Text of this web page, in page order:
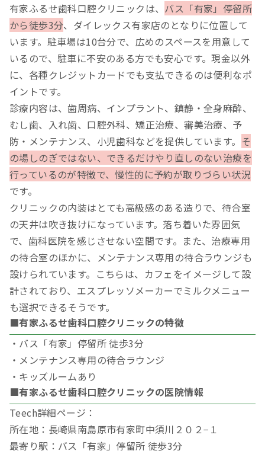
有家ふるせ歯科口腔クリニックは、 バス「有家」停留所
から徒歩3分、ダイレックス有家店のとなりに位置して
います。駐車場は10台分で、広めのスペースを用意して
いるので、駐車に不安のある方でも安心です。現金以外
に、各種クレジットカードでも支払できるのは便利なポ
イントです。
診療内容は、歯周病、インプラント、鎮静・全身麻酔、
むし歯、入れ歯、口腔外科、矯正治療、審美治療、予
防・メンテナンス、小児歯科などを提供しています。 そ
の場しのぎではない、できるだけやり直しのない治療を
行っているのが特徴で、慢性的に予約が取りづらい状況
です。
クリニックの内装はとても高級感のある造りで、待合室
の天井は吹き抜けになっています。落ち着いた雰囲気
で、歯科医院を感じさせない空間です。また、治療専用
の待合室のほかに、メンテナンス専用の待合ラウンジも
設けられています。こちらは、カフェをイメージして設
計されており、エスプレッソメーカーでミルクメニュー
も選択できるそうです。
■有家ふるせ歯科口腔クリニックの特徴
・バス「有家」停留所 徒歩3分
・メンテナンス専用の待合ラウンジ
・キッズルームあり
■有家ふるせ歯科口腔クリニックの医院情報
Teech詳細ページ：
所在地：長崎県南島原市有家町中須川２０２−１
最寄り駅：バス「有家」停留所 徒歩3分